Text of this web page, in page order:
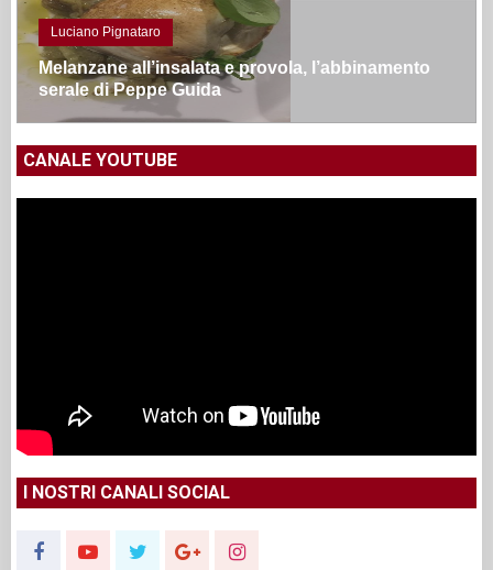
Luciano Pignataro
Melanzane all’insalata e provola, l’abbinamento
serale di Peppe Guida
CANALE YOUTUBE
I NOSTRI CANALI SOCIAL